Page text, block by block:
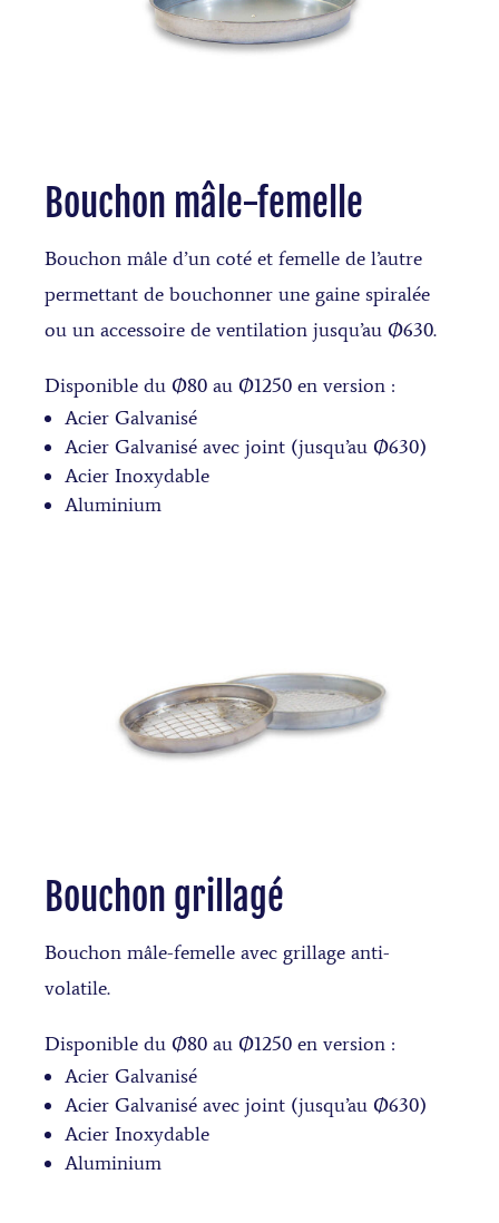
Bouchon mâle-femelle
Bouchon mâle d’un coté et femelle de l’autre
permettant de bouchonner une gaine spiralée
ou un accessoire de ventilation jusqu’au Ø630.
Disponible du Ø80 au Ø1250 en version :
Acier Galvanisé
Acier Galvanisé avec joint (jusqu’au Ø630)
Acier Inoxydable
Aluminium
Bouchon grillagé
Bouchon mâle-femelle avec grillage anti-
volatile.
Disponible du Ø80 au Ø1250 en version :
Acier Galvanisé
Acier Galvanisé avec joint (jusqu’au Ø630)
Acier Inoxydable
Aluminium